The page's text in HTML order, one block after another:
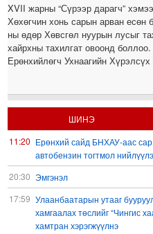
XVII жарны “Сүрээр дарагч”
Хөхөгчин хонь сарын арван
ны өдөр Хөвсгөл нуурын лусыг
хайрхны тахилгат овоонд
Ерөнхийлөгч Ухнаагийн
ШИНЭ
11:20 Ерөнхий сайд БНХАУ-аас
автобензин тогтмол
20:30 Эмгэнэл
17:59 Улаанбаатарын утааг
хамгаалах төслийг “Чингис
хамтран хэрэгжүүлнэ